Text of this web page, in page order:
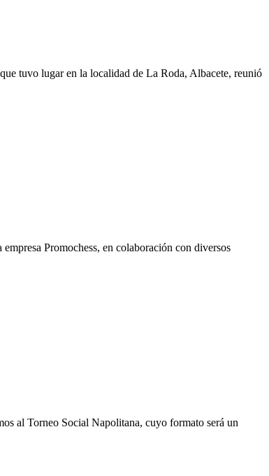
tuvo lugar en la localidad de La Roda, Albacete, reunió
Promochess, en colaboración con diversos
al Torneo Social Napolitana, cuyo formato será un